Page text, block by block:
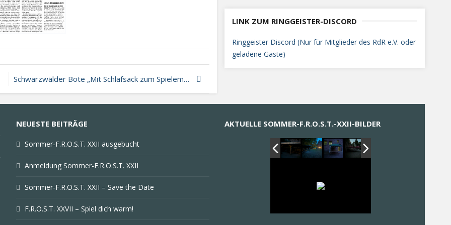
Schwarzwälder Bote „Mit Schlafsack zum Spielemarathon“ (zum F.R.O.S.T. XXIV)
LINK ZUM RINGGEISTER-DISCORD
Ringgeister Discord (Nur für Mitglieder des RdR e.V. oder
geladene Gäste)
NEUESTE BEITRÄGE
Sommer-F.R.O.S.T. XXII ausgebucht
Anmeldung Sommer-F.R.O.S.T. XXII
Sommer-F.R.O.S.T. XXII – Save the Date
F.R.O.S.T. XXVII – Spiel dich warm!
AKTUELLE SOMMER-F.R.O.S.T.-XXII-BILDER